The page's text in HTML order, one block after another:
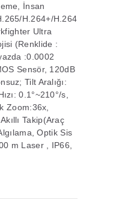
İnsan
H.264+/H.264
Ultra
(Renklide :
:0.0002
Sensör, 120dB
Tilt Aralığı:
0.1°~210°/s,
Zoom:36x,
Takip(Araç
Optik Sis
m Laser , IP66,